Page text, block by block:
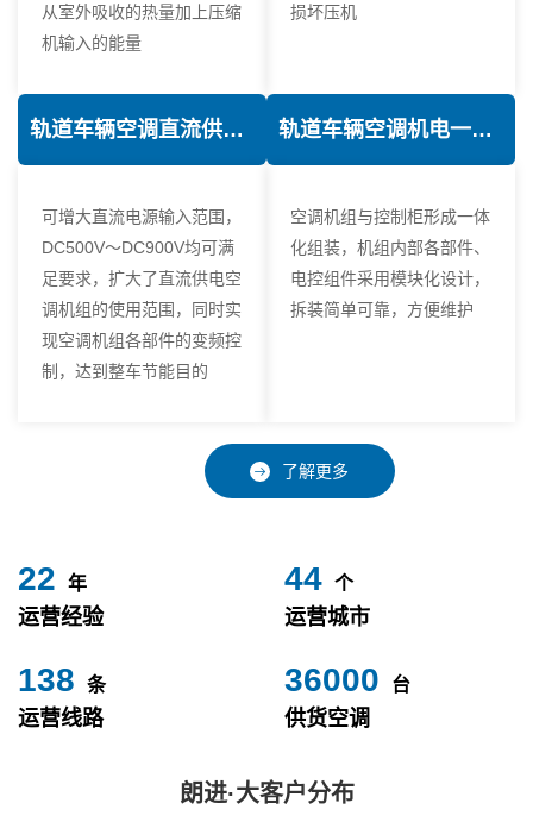
从室外吸收的热量加上压缩
机输入的能量
损坏压机
轨道车辆空调直流供电技术
可增大直流电源输入范围，
DC500V～DC900V均可满
足要求，扩大了直流供电空
调机组的使用范围，同时实
现空调机组各部件的变频控
制，达到整车节能目的
轨道车辆空调机电一体化技术
空调机组与控制柜形成一体
化组装，机组内部各部件、
电控组件采用模块化设计，
拆装简单可靠，方便维护
了解更多
24 年
运营经验
49 个
运营城市
153 条
运营线路
40000 台
供货空调
朗进·大客户分布